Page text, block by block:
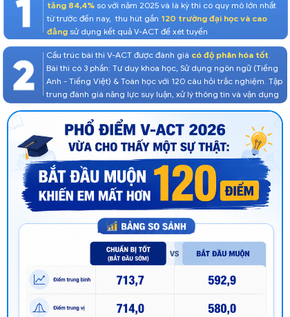
tăng 84,4%so với năm 2025 và là kỳ thi có quy mô lớn nhất
từ trước đến nay, thu hút gần 120 trường đại học và cao
đẳngsử dụng kết quả V-ACT để xét tuyển
Cấu trúc bài thi V-ACT được đánh giá có độ phân hóa tốt.
Bài thi có 3 phần: Tư duy khoa học, Sử dụng ngôn ngữ (Tiếng
Anh - Tiếng Việt) & Toán học với 120 câu hỏi trắc nghiệm. Tập
trung đánh giá năng lực suy luận, xử lý thông tin và vận dụng